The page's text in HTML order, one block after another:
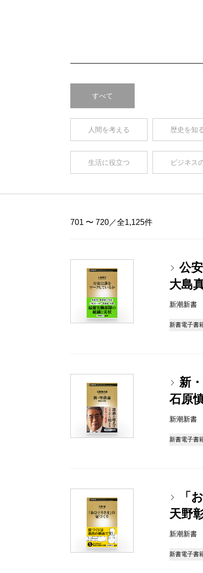
すべて
人間を考える 歴史を知
生活に役立つ ビジネス
701 〜 720／全1,125件
公
大島
新潮新
新書電子書
新
石原
新潮新
新書電子書
「
天野
新潮新
新書電子書